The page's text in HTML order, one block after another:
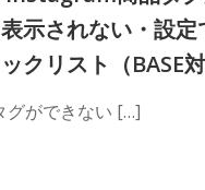
示されない・設定
クリスト（BASE対
ができない […]